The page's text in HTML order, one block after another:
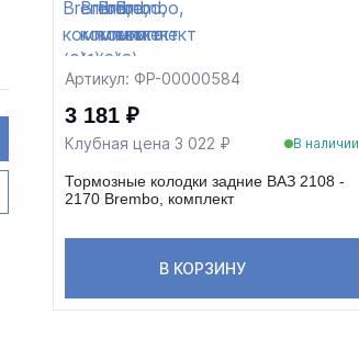
Артикул: ФР-00000584
3 181 ₽
Клубная цена 3 022 ₽ В наличии
Тормозные колодки задние ВАЗ 2108 -
2170 Brembo, комплект
В КОРЗИНУ